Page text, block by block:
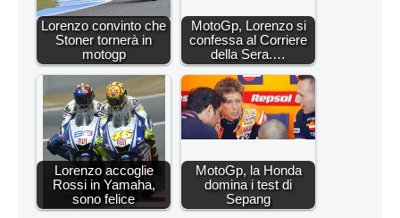
Lorenzo convinto che
Stoner tornerà in
motogp
MotoGp, Lorenzo si
confessa al Corriere
della Sera.…
Lorenzo accoglie
Rossi in Yamaha,
sono felice
MotoGp, la Honda
domina i test di
Sepang